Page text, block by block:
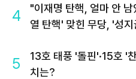
4
"이재명 탄핵, 얼마 안 남
열 탄핵' 맞힌 무당, '성
5
13호 태풍 '돌핀'·15호 '
치는?